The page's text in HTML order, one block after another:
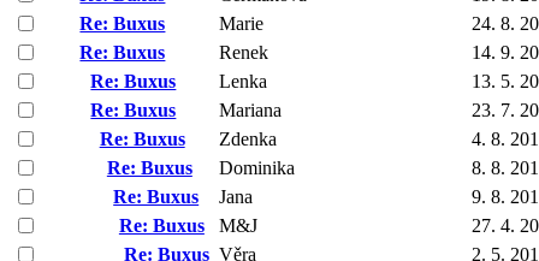
Re: Buxus
Marie
24. 8.
Re: Buxus
Renek
14. 9.
Re: Buxus
Lenka
13. 5.
Re: Buxus
Mariana
23. 7.
Re: Buxus
Zdenka
4. 8.
Re: Buxus
Dominika
8. 8.
Re: Buxus
Jana
9. 8.
Re: Buxus
M&J
27. 4.
Re: Buxus Věra
2. 5.